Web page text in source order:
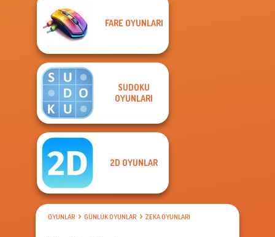
FARE OYUNLARI
SUDOKU
OYUNLARI
2D OYUNLAR
OYUNLAR GÜNLÜK OYUNLAR ZEKA OYUNLARI